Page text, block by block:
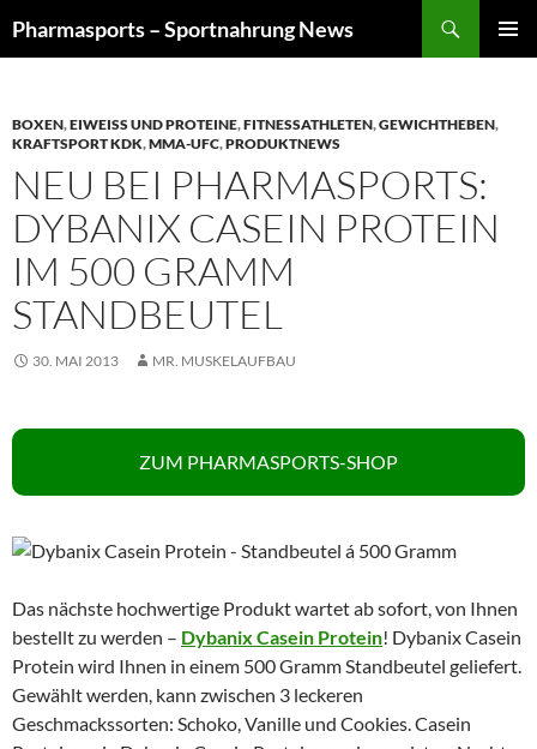
Inhalt
Pharmasports – Sportnahrung News
BOXEN,EIWEISS UND PROTEINE,FITNESSATHLETEN,GEWICHTHEBEN,
KRAFTSPORT KDK,MMA-UFC,PRODUKTNEWS
NEU BEI PHARMASPORTS:
DYBANIX CASEIN PROTEIN
IM 500 GRAMM
STANDBEUTEL
30. MAI 2013 MR. MUSKELAUFBAU
ZUM PHARMASPORTS-SHOP
Das nächste hochwertige Produkt wartet ab sofort, von Ihnen
bestellt zu werden – Dybanix Casein Protein! Dybanix Casein
Protein wird Ihnen in einem 500 Gramm Standbeutel geliefert.
Gewählt werden, kann zwischen 3 leckeren
Geschmackssorten: Schoko, Vanille und Cookies. Casein